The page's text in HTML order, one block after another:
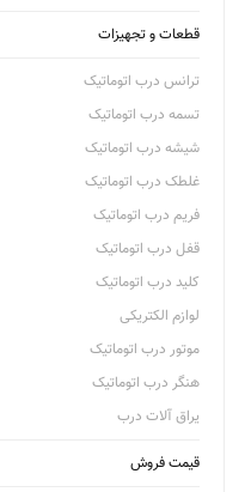
قطعات و تجهیزات
ترانس درب اتوماتیک
تسمه درب اتوماتیک
شیشه درب اتوماتیک
غلطک درب اتوماتیک
فریم درب اتوماتیک
قفل درب اتوماتیک
کلید درب اتوماتیک
لوازم الکتریکی
موتور درب اتوماتیک
هنگر درب اتوماتیک
یراق آلات درب
قیمت فروش